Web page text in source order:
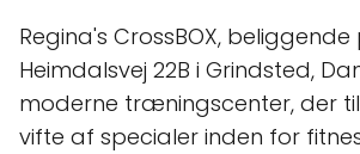
Regina's CrossBOX, beliggende
Heimdalsvej 22B i Grindsted,
moderne træningscenter, der
vifte af specialer inden for